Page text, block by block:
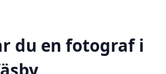
du en fotograf i